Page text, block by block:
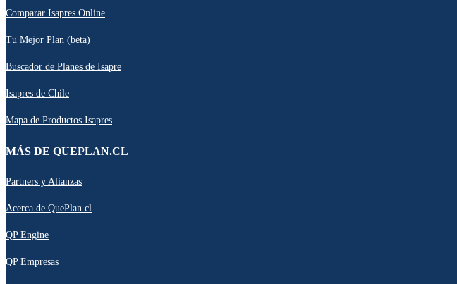
Comparar Isapres Online
Tu Mejor Plan (beta)
Buscador de Planes de Isapre
Isapres de Chile
Mapa de Productos Isapres
MÁS DE QUEPLAN.CL
Partners y Alianzas
Acerca de QuePlan.cl
QP Engine
QP Empresas